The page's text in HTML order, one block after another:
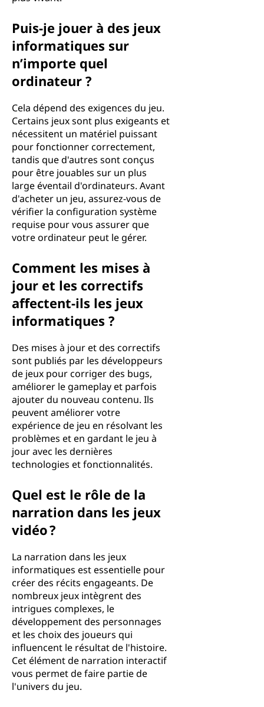
Puis-je jouer à des jeux
informatiques sur
n’importe quel
ordinateur ?
Cela dépend des exigences du jeu.
Certains jeux sont plus exigeants et
nécessitent un matériel puissant
pour fonctionner correctement,
tandis que d'autres sont conçus
pour être jouables sur un plus
large éventail d'ordinateurs. Avant
d'acheter un jeu, assurez-vous de
vérifier la configuration système
requise pour vous assurer que
votre ordinateur peut le gérer.
Comment les mises à
jour et les correctifs
affectent-ils les jeux
informatiques ?
Des mises à jour et des correctifs
sont publiés par les développeurs
de jeux pour corriger des bugs,
améliorer le gameplay et parfois
ajouter du nouveau contenu. Ils
peuvent améliorer votre
expérience de jeu en résolvant les
problèmes et en gardant le jeu à
jour avec les dernières
technologies et fonctionnalités.
Quel est le rôle de la
narration dans les jeux
vidéo ?
La narration dans les jeux
informatiques est essentielle pour
créer des récits engageants. De
nombreux jeux intègrent des
intrigues complexes, le
développement des personnages
et les choix des joueurs qui
influencent le résultat de l'histoire.
Cet élément de narration interactif
vous permet de faire partie de
l'univers du jeu.